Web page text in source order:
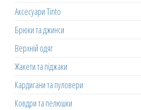
Аксесуари Tinto
Брюки та джинси
Верхній одяг
Жакети та піджаки
Кардигани та пуловери
Ковдри та пелюшки